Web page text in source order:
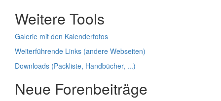
Weitere Tools
Galerie mit den Kalenderfotos
Weiterführende Links (andere Webseiten)
Downloads (Packliste, Handbücher, ...)
Neue Forenbeiträge